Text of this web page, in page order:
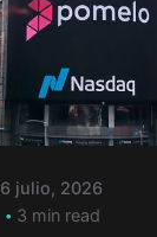
6 julio, 2026
3 min read